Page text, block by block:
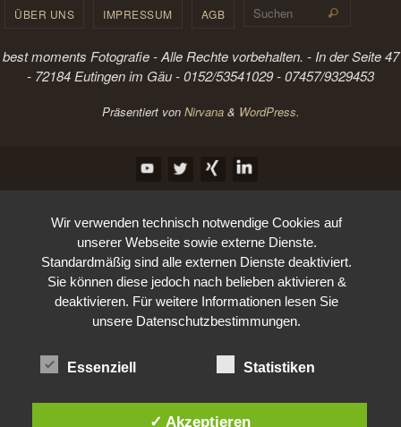
ÜBER UNS IMPRESSUM AGB Suchen
best moments Fotografie - Alle Rechte vorbehalten. - In der Seite 47
- 72184 Eutingen im Gäu - 0152/53541029 - 07457/9329453
Präsentiert von Nirvana& WordPress.
Wir verwenden technisch notwendige Cookies auf
unserer Webseite sowie externe Dienste.
Standardmäßig sind alle externen Dienste deaktiviert.
Sie können diese jedoch nach belieben aktivieren &
deaktivieren. Für weitere Informationen lesen Sie
unsere Datenschutzbestimmungen.
Essenziell Statistiken
✓ Akzeptieren